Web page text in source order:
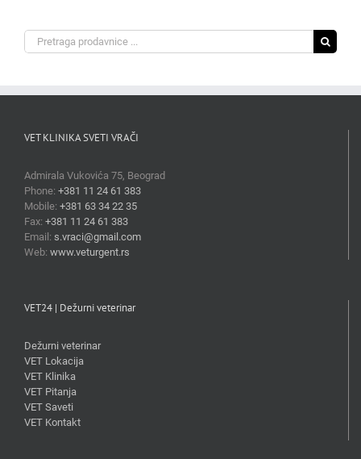
Search
for:
VET KLINIKA SVETI VRAČI
Admirala Vukovića 75, Beograd
Phone: +381 11 24 61 383
Mobile: +381 63 34 22 35
Fax: +381 11 24 61 383
Email: s.vraci@gmail.com
Web: www.veturgent.rs
VET24 | Dežurni veterinar
Dežurni veterinar
VET Lokacija
VET Klinika
VET Pitanja
VET Saveti
VET Kontakt